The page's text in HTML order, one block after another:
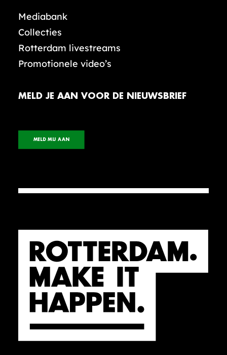
Mediabank
Collecties
Rotterdam livestreams
Promotionele video’s
MELD JE AAN VOOR DE NIEUWSBRIEF
MELD MIJ AAN